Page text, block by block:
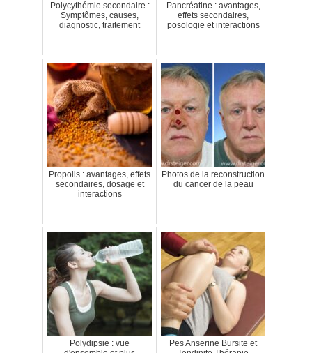
Polycythémie secondaire :
Symptômes, causes,
diagnostic, traitement
Pancréatine : avantages,
effets secondaires,
posologie et interactions
Propolis : avantages, effets
secondaires, dosage et
interactions
Photos de la reconstruction
du cancer de la peau
Polydipsie : vue
Pes Anserine Bursite et